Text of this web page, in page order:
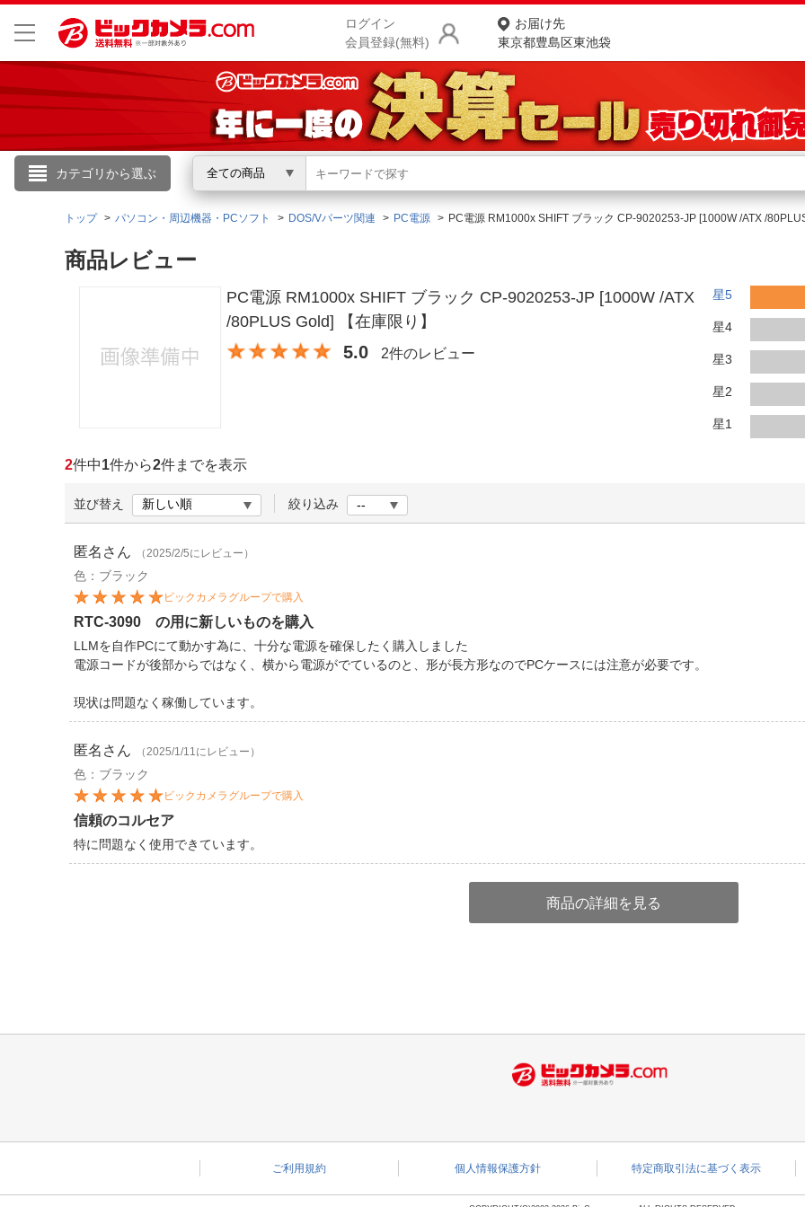
ログイン
会員登録(無料)
お届け先
東京都豊島区東池袋
カテゴリから選ぶ 全ての商品
こんにちは
ログイン
新規会員登録
お買いもの履歴
お知らせ
商品をさがす
ランキングからさがす
トップ パソコン・周辺機器・PCソフト DOS/Vパーツ関連 PC電源 PC電源 RM1000x SHIFT ブラック CP-9020253-JP [1000W /ATX /
商品レビュー
PC電源 RM1000x SHIFT ブラック CP-9020253-JP [1000W /ATX
/80PLUS Gold] 【在庫限り】
5.0 2件のレビュー
星5
星4
星3
星2
星1
2件中1件から2件までを表示
並び替え 絞り込み
匿名 さん （2025/2/5にレビュー）
色：ブラック
ビックカメラグループで購入
RTC-3090 の用に新しいものを購入
LLMを自作PCにて動かす為に、十分な電源を確保したく購入しました
電源コードが後部からではなく、横から電源がでているのと、形が長方形なのでPCケースには注意が必要です。
現状は問題なく稼働しています。
匿名 さん （2025/1/11にレビュー）
色：ブラック
ビックカメラグループで購入
信頼のコルセア
特に問題なく使用できています。
商品の詳細を見る
ご利用規約 個人情報保護方針 特定商取引法に基づく表示